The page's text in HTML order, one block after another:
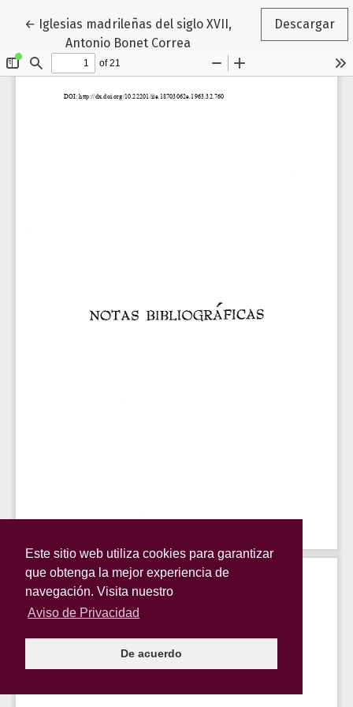
Este sitio web utiliza cookies para garantizar
que obtenga la mejor experiencia de
navegación. Visita nuestro
Aviso de Privacidad
De acuerdo
← Volver a los detalles del artículo
Iglesias madrileñas del siglo XVII,
Antonio Bonet Correa
Descargar